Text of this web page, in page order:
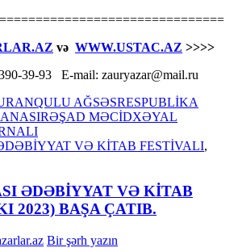
və WWW.USTAC.AZ >>>>
39-93 E-mail: zauryazar@mail.ru
QULU AĞSƏSRESPUBLİKA
RƏŞAD MƏCİDXƏYAL
VƏ KİTAB FESTİVALI,
ƏDƏBİYYAT VƏ KİTAB
2023) BAŞA ÇATIB.
Bir şərh yazın